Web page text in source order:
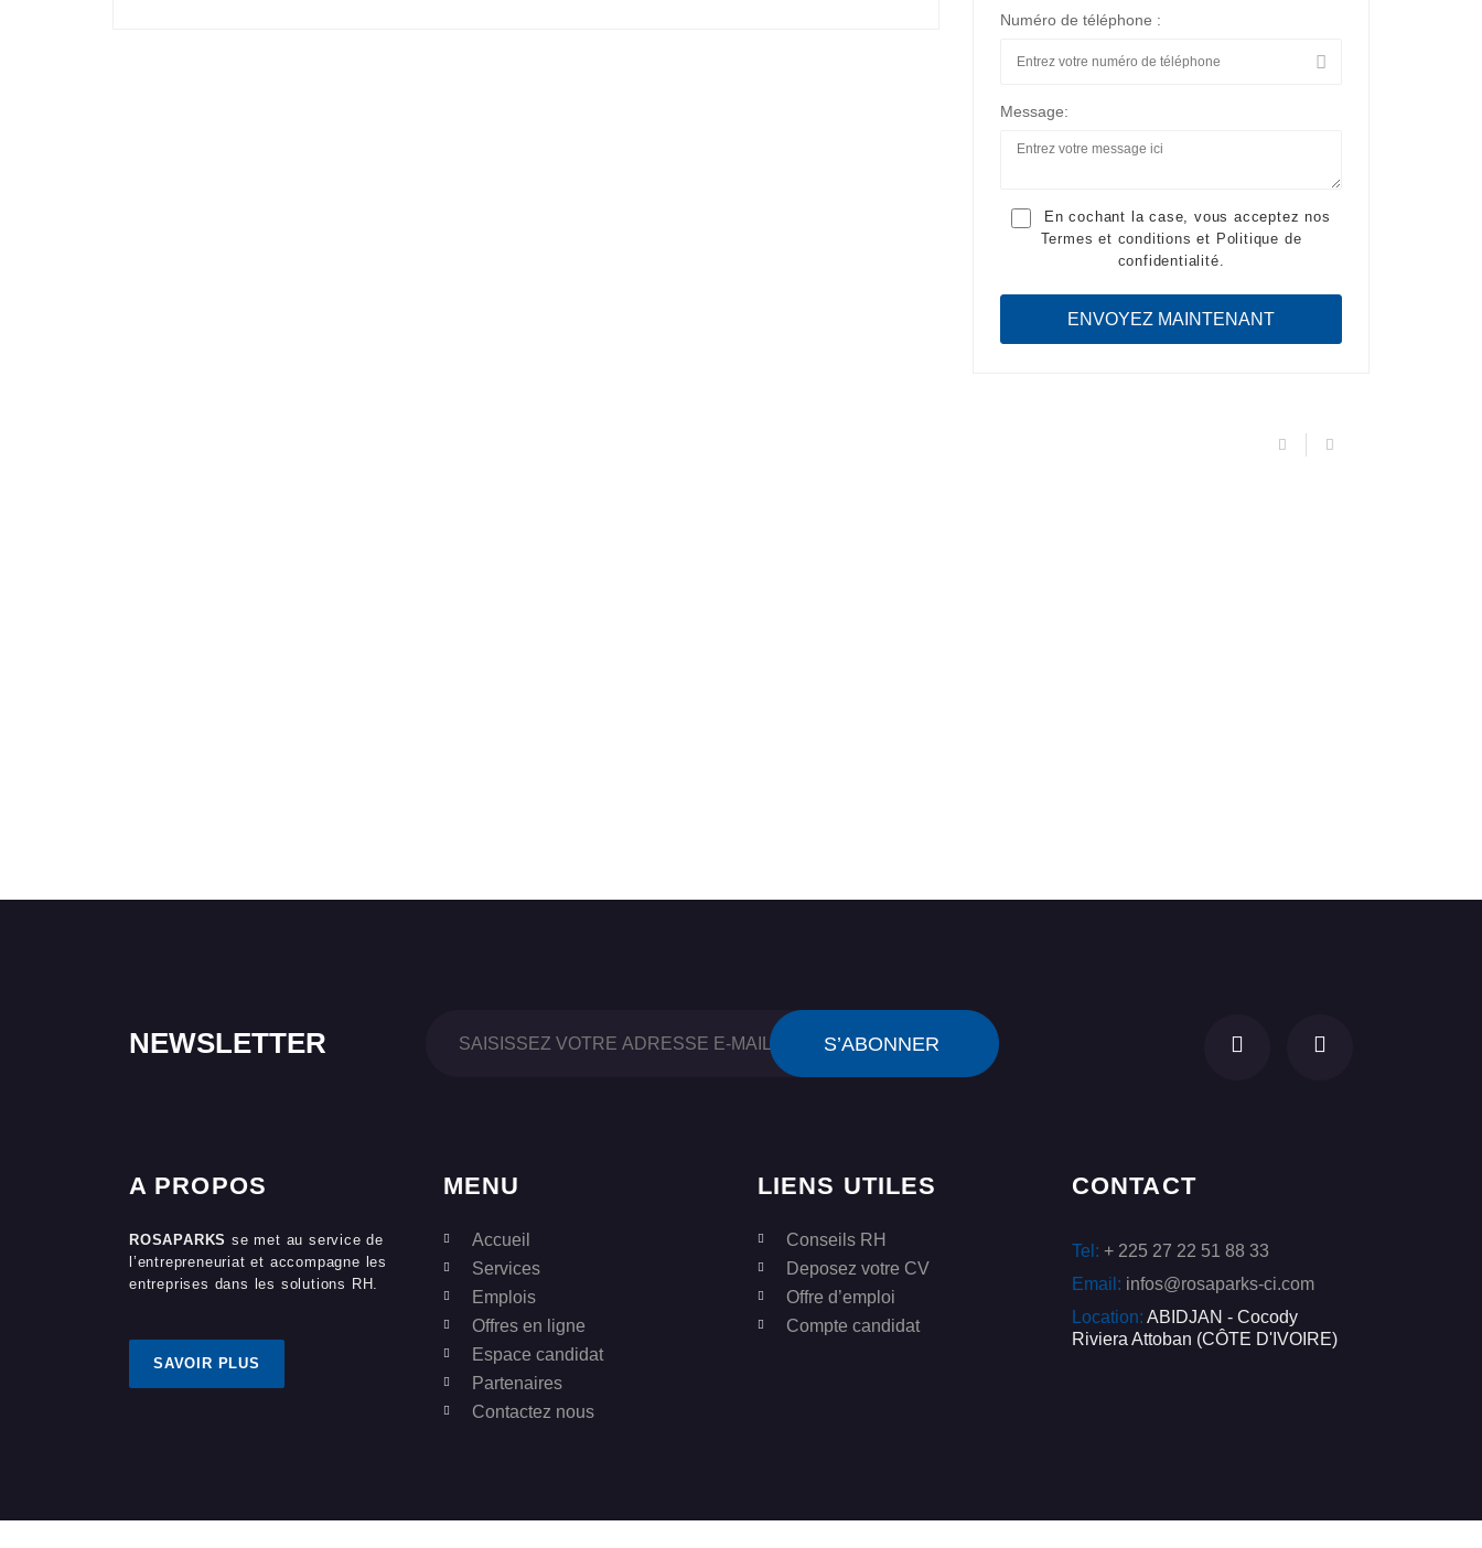
Numéro de téléphone :
Message:
En cochant la case, vous acceptez nos
Termes et conditions et Politique de
confidentialité.
NEWSLETTER
A PROPOS
ROSAPARKS se met au service de
l’entrepreneuriat et accompagne les
entreprises dans les solutions RH.
SAVOIR PLUS
MENU
Accueil
Services
Emplois
Offres en ligne
Espace candidat
Partenaires
Contactez nous
LIENS UTILES
Conseils RH
Deposez votre CV
Offre d’emploi
Compte candidat
CONTACT
Tel: + 225 27 22 51 88 33
Email: infos@rosaparks-ci.com
Location: ABIDJAN - Cocody
Riviera Attoban (CÔTE D'IVOIRE)